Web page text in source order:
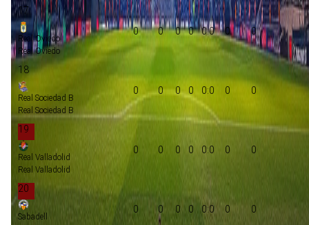
17
Real Oviedo
Real Oviedo
0 0 0 0 0:0 0 0
18
Real Sociedad B
Real Sociedad B
0 0 0 0 0:0 0 0
19
Real Valladolid
Real Valladolid
0 0 0 0 0:0 0 0
20
Sabadell
0 0 0 0 0:0 0 0